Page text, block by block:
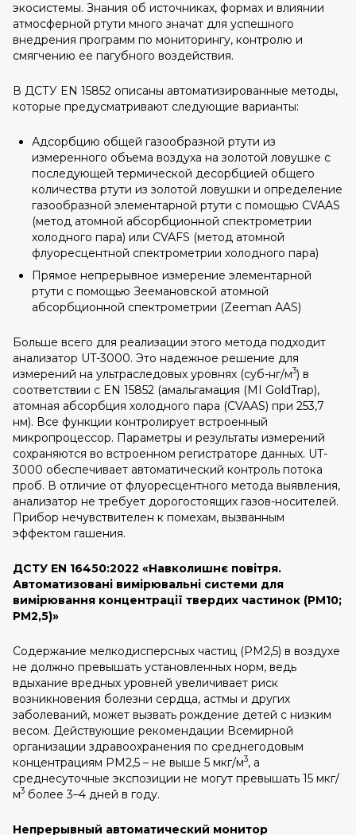
экосистемы. Знания об источниках, формах и влиянии
атмосферной ртути много значат для успешного
внедрения программ по мониторингу, контролю и
смягчению ее пагубного воздействия.
В ДСТУ EN 15852 описаны автоматизированные методы,
которые предусматривают следующие варианты:
Адсорбцию общей газообразной ртути из
измеренного объема воздуха на золотой ловушке с
последующей термической десорбцией общего
количества ртути из золотой ловушки и определение
газообразной элементарной ртути с помощью CVAAS
(метод атомной абсорбционной спектрометрии
холодного пара) или CVAFS (метод атомной
флуоресцентной спектрометрии холодного пара)
Прямое непрерывное измерение элементарной
ртути с помощью Зеемановской атомной
абсорбционной спектрометрии (Zeeman AAS)
Больше всего для реализации этого метода подходит
анализатор UT-3000. Это надежное решение для
измерений на ультраследовых уровнях (суб-нг/м3) в
соответствии с EN 15852 (амальгамация (MI GoldTrap),
атомная абсорбция холодного пара (CVAAS) при 253,7
нм). Все функции контролирует встроенный
микропроцессор. Параметры и результаты измерений
сохраняются во встроенном регистраторе данных. UT-
3000 обеспечивает автоматический контроль потока
проб. В отличие от флуоресцентного метода выявления,
анализатор не требует дорогостоящих газов-носителей.
Прибор нечувствителен к помехам, вызванным
эффектом гашения.
ДСТУ EN 16450:2022 «Навколишнє повітря.
Автоматизовані вимірювальні системи для
вимірювання концентрації твердих частинок (PM10;
PM2,5)»
Содержание мелкодисперсных частиц (PM2,5) в воздухе
не должно превышать установленных норм, ведь
вдыхание вредных уровней увеличивает риск
возникновения болезни сердца, астмы и других
заболеваний, может вызвать рождение детей с низким
весом. Действующие рекомендации Всемирной
организации здравоохранения по среднегодовым
концентрациям PM2,5 – не выше 5 мкг/м3, а
среднесуточные экспозиции не могут превышать 15 мкг/
м3 более 3–4 дней в году.
Непрерывный автоматический монитор